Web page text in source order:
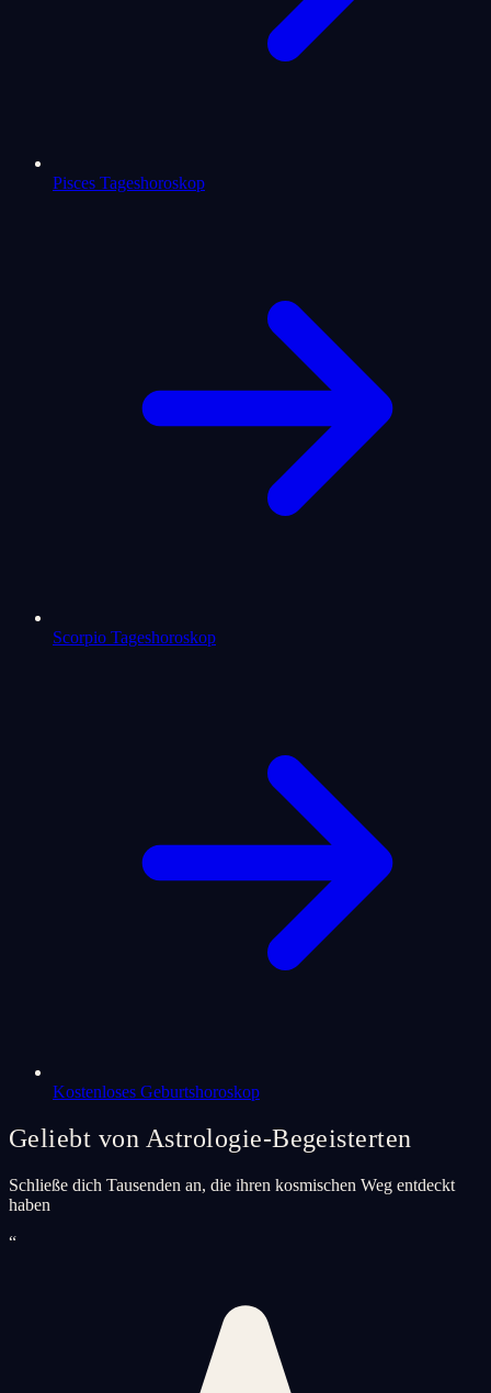
Pisces Tageshoroskop
Scorpio Tageshoroskop
Kostenloses Geburtshoroskop
Geliebt von Astrologie-Begeisterten
Schließe dich Tausenden an, die ihren kosmischen Weg entdeckt
haben
“